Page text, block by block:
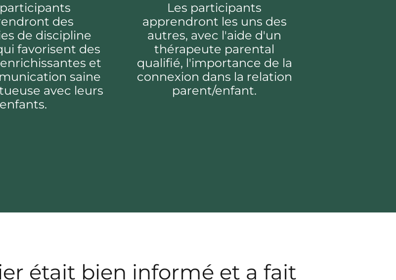
des
de discipline
favorisent des
et
saine
avec leurs
enfants.
Les participants
apprendront les uns des
autres, avec l'aide d'un
thérapeute parental
qualifié, l'importance de la
connexion dans la relation
parent/enfant.
était bien informé et a fait